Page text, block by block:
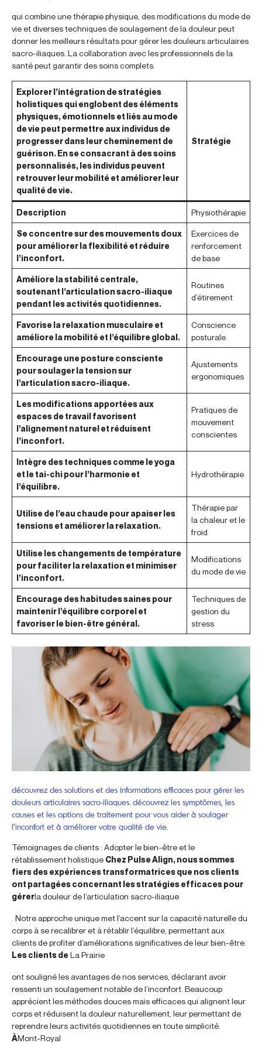
qui combine une thérapie physique, des modifications du mode de
vie et diverses techniques de soulagement de la douleur peut
donner les meilleurs résultats pour gérer les douleurs articulaires
sacro-iliaques. La collaboration avec les professionnels de la
santé peut garantir des soins complets.
Explorer l’intégration de stratégies
holistiques qui englobent des éléments
physiques, émotionnels et liés au mode
de vie peut permettre aux individus de
progresser dans leur cheminement de
guérison. En se consacrant à des soins
personnalisés, les individus peuvent
retrouver leur mobilité et améliorer leur
qualité de vie.
Stratégie
Description Physiothérapie
Se concentre sur des mouvements doux
pour améliorer la flexibilité et réduire
l’inconfort.
Exercices de
renforcement
de base
Améliore la stabilité centrale,
soutenant l’articulation sacro-iliaque
pendant les activités quotidiennes.
Routines
d’étirement
Favorise la relaxation musculaire et
améliore la mobilité et l’équilibre global.
Conscience
posturale
Encourage une posture consciente
pour soulager la tension sur
l’articulation sacro-iliaque.
Ajustements
ergonomiques
Les modifications apportées aux
espaces de travail favorisent
l’alignement naturel et réduisent
l’inconfort.
Pratiques de
mouvement
conscientes
Intègre des techniques comme le yoga
et le tai-chi pour l’harmonie et
l’équilibre.
Hydrothérapie
Utilise de l’eau chaude pour apaiser les
tensions et améliorer la relaxation.
Thérapie par
la chaleur et le
froid
Utilise les changements de température
pour faciliter la relaxation et minimiser
l’inconfort.
Modifications
du mode de vie
Encourage des habitudes saines pour
maintenir l’équilibre corporel et
favoriser le bien-être général.
Techniques de
gestion du
stress
découvrez des solutions et des informations efficaces pour gérer les
douleurs articulaires sacro-iliaques. découvrez les symptômes, les
causes et les options de traitement pour vous aider à soulager
l’inconfort et à améliorer votre qualité de vie.
Témoignages de clients : Adopter le bien-être et le
rétablissement holistique Chez Pulse Align, nous sommes
fiers des expériences transformatrices que nos clients
ont partagées concernant les stratégies efficaces pour
gérerla douleur de l’articulation sacro-iliaque
. Notre approche unique met l’accent sur la capacité naturelle du
corps à se recalibrer et à rétablir l’équilibre, permettant aux
clients de profiter d’améliorations significatives de leur bien-être.
Les clients deLa Prairie
ont souligné les avantages de nos services, déclarant avoir
ressenti un soulagement notable de l’inconfort. Beaucoup
apprécient les méthodes douces mais efficaces qui alignent leur
corps et réduisent la douleur naturellement, leur permettant de
reprendre leurs activités quotidiennes en toute simplicité.
ÀMont-Royal